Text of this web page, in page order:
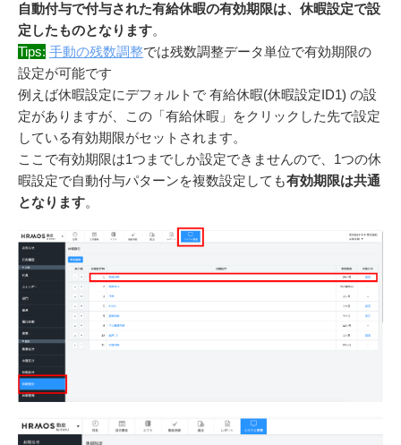
自動付与で付与された有給休暇の有効期限は、休暇設定で設
定したものとなります。
Tips: 手動の残数調整では残数調整データ単位で有効期限の
設定が可能です
例えば休暇設定にデフォルトで 有給休暇(休暇設定ID1) の設
定がありますが、この「有給休暇」をクリックした先で設定
している有効期限がセットされます。
ここで有効期限は1つまでしか設定できませんので、1つの休
暇設定で自動付与パターンを複数設定しても有効期限は共通
となります。